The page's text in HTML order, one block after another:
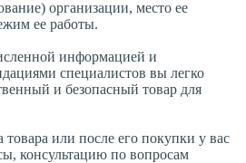
организации, место ее
ее работы.
информацией и
специалистов вы легко
и безопасный товар для
или после его покупки у вас
консультацию по вопросам